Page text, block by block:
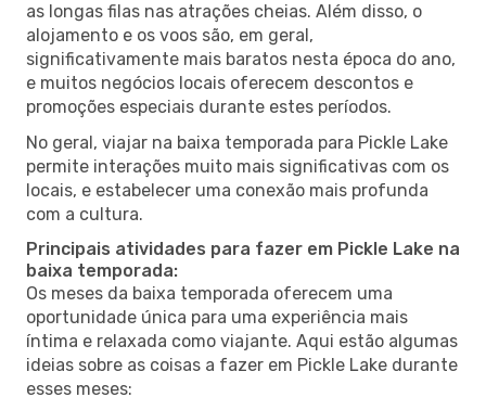
as longas filas nas atrações cheias. Além disso, o
alojamento e os voos são, em geral,
significativamente mais baratos nesta época do ano,
e muitos negócios locais oferecem descontos e
promoções especiais durante estes períodos.
No geral, viajar na baixa temporada para Pickle Lake
permite interações muito mais significativas com os
locais, e estabelecer uma conexão mais profunda
com a cultura.
Principais atividades para fazer em Pickle Lake na
baixa temporada:
Os meses da baixa temporada oferecem uma
oportunidade única para uma experiência mais
íntima e relaxada como viajante. Aqui estão algumas
ideias sobre as coisas a fazer em Pickle Lake durante
esses meses: